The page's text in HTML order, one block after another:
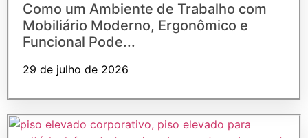
Como um Ambiente de Trabalho com
Mobiliário Moderno, Ergonômico e
Funcional Pode...
29 de julho de 2026